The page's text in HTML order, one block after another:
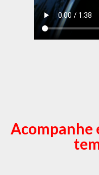
Acompanhe